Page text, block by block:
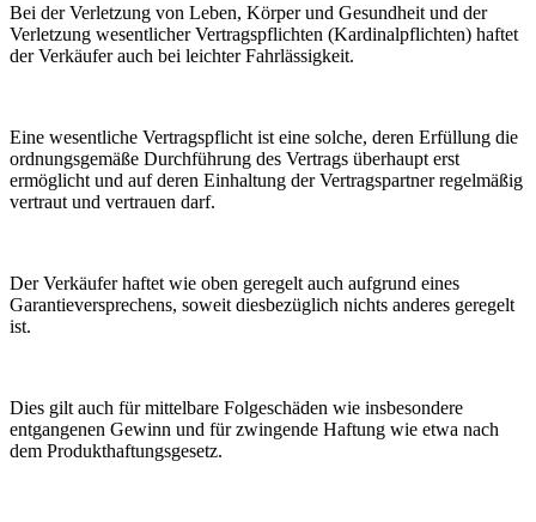
Bei der Verletzung von Leben, Körper und Gesundheit und der
Verletzung wesentlicher Vertragspflichten (Kardinalpflichten) haftet
der Verkäufer auch bei leichter Fahrlässigkeit.
Eine wesentliche Vertragspflicht ist eine solche, deren Erfüllung die
ordnungsgemäße Durchführung des Vertrags überhaupt erst
ermöglicht und auf deren Einhaltung der Vertragspartner regelmäßig
vertraut und vertrauen darf.
Der Verkäufer haftet wie oben geregelt auch aufgrund eines
Garantieversprechens, soweit diesbezüglich nichts anderes geregelt
ist.
Dies gilt auch für mittelbare Folgeschäden wie insbesondere
entgangenen Gewinn und für zwingende Haftung wie etwa nach
dem Produkthaftungsgesetz.